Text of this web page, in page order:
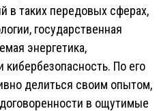
в таких передовых сферах,
государственная
энергетика,
кибербезопасность. По его
делиться своим опытом,
в ощутимые